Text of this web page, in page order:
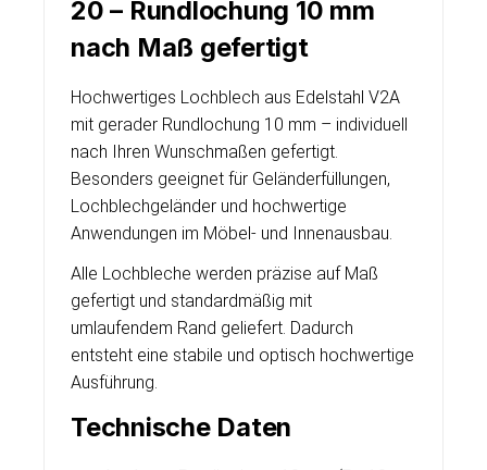
20 – Rundlochung 10 mm
nach Maß gefertigt
Hochwertiges Lochblech aus Edelstahl V2A
mit gerader Rundlochung 10 mm – individuell
nach Ihren Wunschmaßen gefertigt.
Besonders geeignet für Geländerfüllungen,
Lochblechgeländer und hochwertige
Anwendungen im Möbel- und Innenausbau.
Alle Lochbleche werden präzise auf Maß
gefertigt und standardmäßig mit
umlaufendem Rand geliefert. Dadurch
entsteht eine stabile und optisch hochwertige
Ausführung.
Technische Daten